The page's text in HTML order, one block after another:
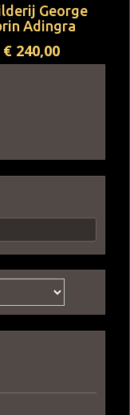
George
Adingra
€240,00